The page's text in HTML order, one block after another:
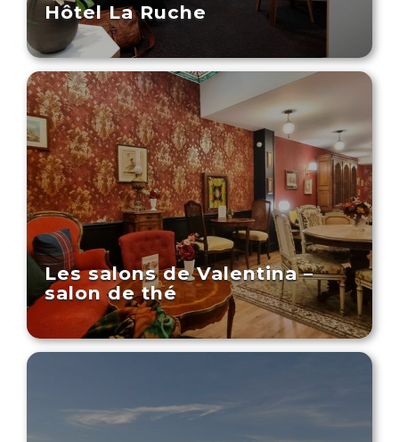
Hôtel La Ruche
Les salons de Valentina –
salon de thé